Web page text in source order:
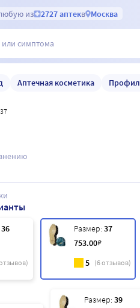
из 2727 аптекв Москва
Аптечная косметика
36
Размер: 37
753.00₽
5 (6отзывов)
Размер: 39